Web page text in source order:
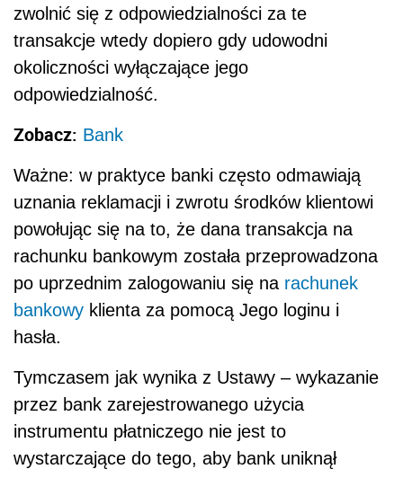
zwolnić się z odpowiedzialności za te
transakcje wtedy dopiero gdy udowodni
okoliczności wyłączające jego
odpowiedzialność.
Zobacz: Bank
Ważne: w praktyce banki często odmawiają
uznania reklamacji i zwrotu środków klientowi
powołując się na to, że dana transakcja na
rachunku bankowym została przeprowadzona
po uprzednim zalogowaniu się na rachunek
bankowy klienta za pomocą Jego loginu i
hasła.
Tymczasem jak wynika z Ustawy – wykazanie
przez bank zarejestrowanego użycia
instrumentu płatniczego nie jest to
wystarczające do tego, aby bank uniknął